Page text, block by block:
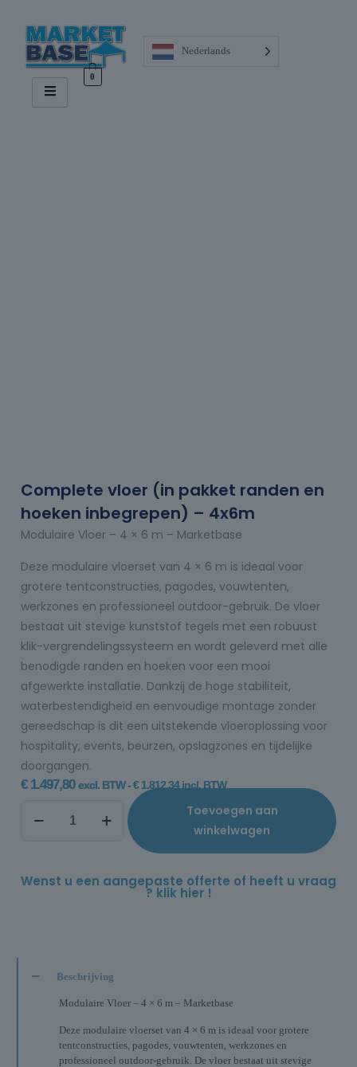
0
Nederlands
Complete vloer (in pakket randen en
hoeken inbegrepen) – 4x6m
Modulaire Vloer – 4 × 6 m – Marketbase
Deze modulaire vloerset van 4 × 6 m is ideaal voor
grotere tentconstructies, pagodes, vouwtenten,
werkzones en professioneel outdoor-gebruik. De vloer
bestaat uit stevige kunststof tegels met een robuust
klik-vergrendelingssysteem en wordt geleverd met alle
benodigde randen en hoeken voor een mooi
afgewerkte installatie. Dankzij de hoge stabiliteit,
waterbestendigheid en eenvoudige montage zonder
gereedschap is dit een uitstekende vloeroplossing voor
hospitality, events, beurzen, opslagzones en tijdelijke
doorgangen.
€1.497,80 excl. BTW -€1.812,34incl. BTW
Toevoegen aan
winkelwagen
Wenst u een aangepaste offerte of heeft u vraag
? klik hier !
Beschrijving
Modulaire Vloer – 4 × 6 m – Marketbase
Deze modulaire vloerset van 4 × 6 m is ideaal voor grotere
tentconstructies, pagodes, vouwtenten, werkzones en
professioneel outdoor-gebruik. De vloer bestaat uit stevige